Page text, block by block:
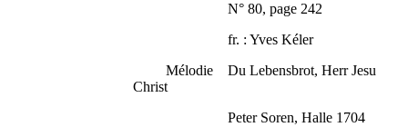
N° 80, page 242
fr. : Yves Kéler
Mélodie Du Lebensbrot, Herr Jesu
Christ
Peter Soren, Halle 1704